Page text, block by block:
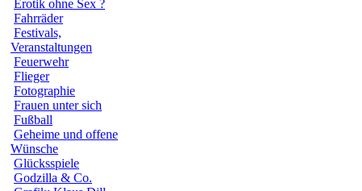
Erotik ohne Sex ?
Fahrräder
Festivals,
Veranstaltungen
Feuerwehr
Flieger
Fotographie
Frauen unter sich
Fußball
Geheime und offene
Wünsche
Glücksspiele
Godzilla & Co.